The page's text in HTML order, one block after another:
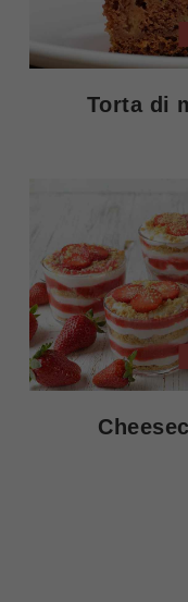
Torta di